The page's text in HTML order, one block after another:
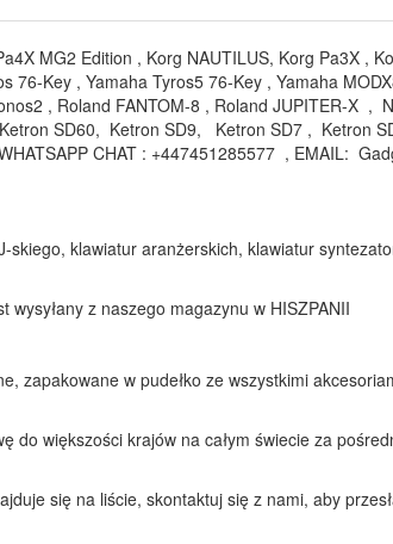
MG2 Edition , Korg NAUTILUS, Korg Pa3X ,
76-Key , Yamaha Tyros5 76-Key , Yamaha
, Roland FANTOM-8 , Roland JUPITER-X ,
SD60, Ketron SD9, Ketron SD7 , Ketron
CHAT : +447451285577 , EMAIL:
skiego, klawiatur aranżerskich, klawiatur
wysyłany z naszego magazynu w HISZPANII
zapakowane w pudełko ze wszystkimi
do większości krajów na całym świecie za
się na liście, skontaktuj się z nami, aby